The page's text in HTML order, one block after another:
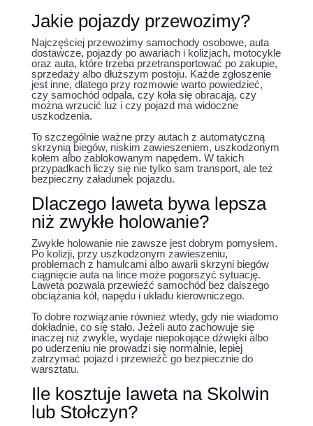
Jakie pojazdy przewozimy?
Najczęściej przewozimy samochody osobowe, auta
dostawcze, pojazdy po awariach i kolizjach, motocykle
oraz auta, które trzeba przetransportować po zakupie,
sprzedaży albo dłuższym postoju. Każde zgłoszenie
jest inne, dlatego przy rozmowie warto powiedzieć,
czy samochód odpala, czy koła się obracają, czy
można wrzucić luz i czy pojazd ma widoczne
uszkodzenia.
To szczególnie ważne przy autach z automatyczną
skrzynią biegów, niskim zawieszeniem, uszkodzonym
kołem albo zablokowanym napędem. W takich
przypadkach liczy się nie tylko sam transport, ale też
bezpieczny załadunek pojazdu.
Dlaczego laweta bywa lepsza
niż zwykłe holowanie?
Zwykłe holowanie nie zawsze jest dobrym pomysłem.
Po kolizji, przy uszkodzonym zawieszeniu,
problemach z hamulcami albo awarii skrzyni biegów
ciągnięcie auta na lince może pogorszyć sytuację.
Laweta pozwala przewieźć samochód bez dalszego
obciążania kół, napędu i układu kierowniczego.
To dobre rozwiązanie również wtedy, gdy nie wiadomo
dokładnie, co się stało. Jeżeli auto zachowuje się
inaczej niż zwykle, wydaje niepokojące dźwięki albo
po uderzeniu nie prowadzi się normalnie, lepiej
zatrzymać pojazd i przewieźć go bezpiecznie do
warsztatu.
Ile kosztuje laweta na Skolwin
lub Stołczyn?